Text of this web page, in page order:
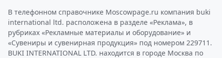
В телефонном справочнике Moscowpage.ru компания buki
international ltd. расположена в разделе «Реклама», в
рубриках «Рекламные материалы и оборудование» и
«Сувениры и сувенирная продукция» под номером 229711.
BUKI INTERNATIONAL LTD. находится в городе Москва по